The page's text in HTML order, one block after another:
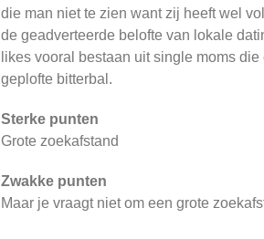
die man niet te zien want zij heeft wel
de geadverteerde belofte van lokale
likes vooral bestaan uit single moms
geplofte bitterbal.
Sterke punten
Grote zoekafstand
Zwakke punten
Maar je vraagt niet om een grote